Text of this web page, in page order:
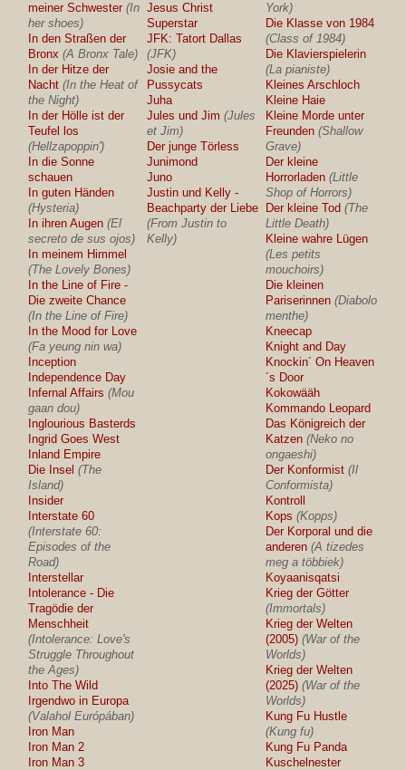
meiner Schwester (In
her shoes)
In den Straßen der
Bronx (A Bronx Tale)
In der Hitze der
Nacht (In the Heat of
the Night)
In der Hölle ist der
Teufel los
(Hellzapoppin')
In die Sonne
schauen
In guten Händen
(Hysteria)
In ihren Augen (El
secreto de sus ojos)
In meinem Himmel
(The Lovely Bones)
In the Line of Fire -
Die zweite Chance
(In the Line of Fire)
In the Mood for Love
(Fa yeung nin wa)
Inception
Independence Day
Infernal Affairs (Mou
gaan dou)
Inglourious Basterds
Ingrid Goes West
Inland Empire
Die Insel (The
Island)
Insider
Interstate 60
(Interstate 60:
Episodes of the
Road)
Interstellar
Intolerance - Die
Tragödie der
Menschheit
(Intolerance: Love's
Struggle Throughout
the Ages)
Into The Wild
Irgendwo in Europa
(Valahol Európában)
Iron Man
Iron Man 2
Iron Man 3
Jesus Christ
Superstar
JFK: Tatort Dallas
(JFK)
Josie and the
Pussycats
Juha
Jules und Jim (Jules
et Jim)
Der junge Törless
Junimond
Juno
Justin und Kelly -
Beachparty der Liebe
(From Justin to
Kelly)
York)
Die Klasse von 1984
(Class of 1984)
Die Klavierspielerin
(La pianiste)
Kleines Arschloch
Kleine Haie
Kleine Morde unter
Freunden (Shallow
Grave)
Der kleine
Horrorladen (Little
Shop of Horrors)
Der kleine Tod (The
Little Death)
Kleine wahre Lügen
(Les petits
mouchoirs)
Die kleinen
Pariserinnen (Diabolo
menthe)
Kneecap
Knight and Day
Knockin´ On Heaven
´s Door
Kokowääh
Kommando Leopard
Das Königreich der
Katzen (Neko no
ongaeshi)
Der Konformist (Il
Conformista)
Kontroll
Kops (Kopps)
Der Korporal und die
anderen (A tizedes
meg a többiek)
Koyaanisqatsi
Krieg der Götter
(Immortals)
Krieg der Welten
(2005) (War of the
Worlds)
Krieg der Welten
(2025) (War of the
Worlds)
Kung Fu Hustle
(Kung fu)
Kung Fu Panda
Kuschelnester